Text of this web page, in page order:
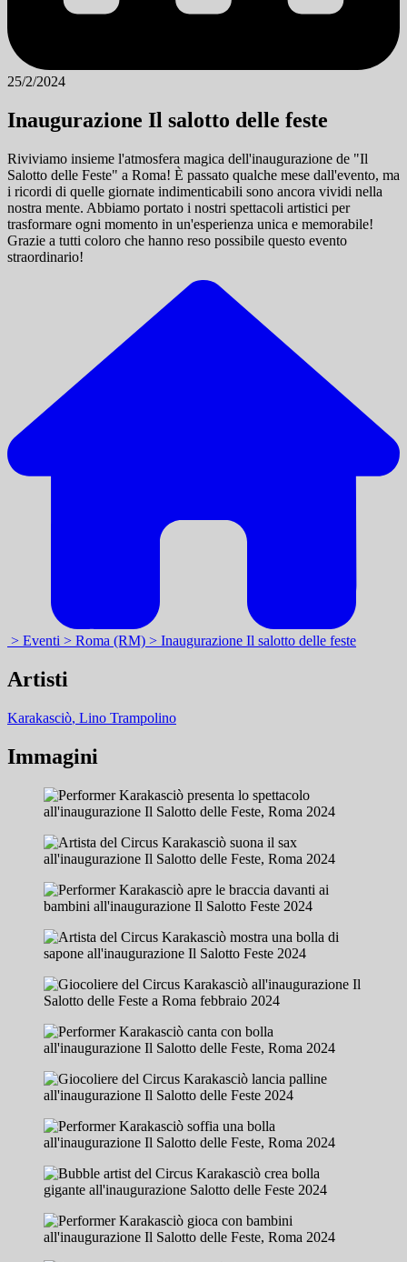
25/2/2024
Inaugurazione Il salotto delle feste
Riviviamo insieme l'atmosfera magica dell'inaugurazione de "Il
Salotto delle Feste" a Roma! È passato qualche mese dall'evento, ma
i ricordi di quelle giornate indimenticabili sono ancora vividi nella
nostra mente. Abbiamo portato i nostri spettacoli artistici per
trasformare ogni momento in un'esperienza unica e memorabile!
Grazie a tutti coloro che hanno reso possibile questo evento
straordinario!
> Eventi > Roma (RM) > Inaugurazione Il salotto delle feste
Artisti
Karakasciò, Lino Trampolino
Immagini